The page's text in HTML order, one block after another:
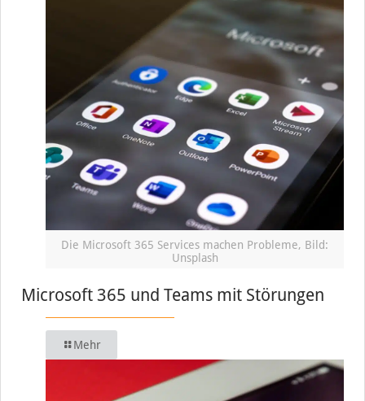
Die Microsoft 365 Services machen Probleme, Bild:
Unsplash
Microsoft 365 und Teams mit Störungen
Mehr